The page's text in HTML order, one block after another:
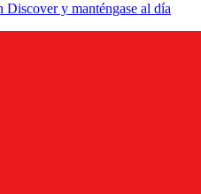
Discover y manténgase al día